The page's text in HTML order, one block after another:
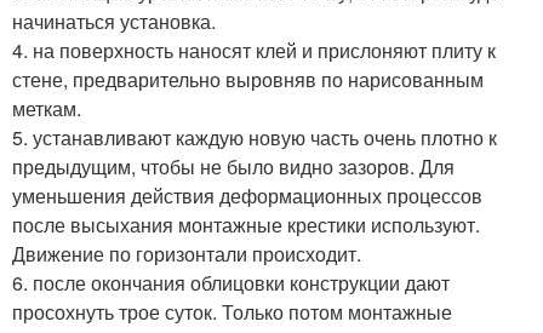
начинаться установка.
4. на поверхность наносят клей и прислоняют плиту к
стене, предварительно выровняв по нарисованным
меткам.
5. устанавливают каждую новую часть очень плотно к
предыдущим, чтобы не было видно зазоров. Для
уменьшения действия деформационных процессов
после высыхания монтажные крестики используют.
Движение по горизонтали происходит.
6. после окончания облицовки конструкции дают
просохнуть трое суток. Только потом монтажные